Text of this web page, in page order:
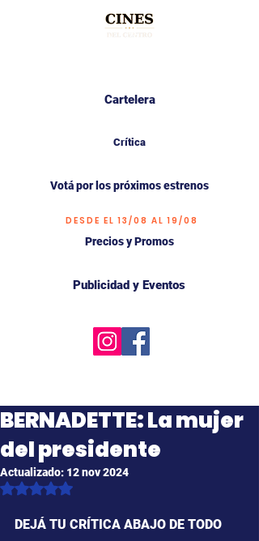
Cartelera
Crítica
Votá por los próximos estrenos
DESDE EL 13/08 AL 19/08
Precios y Promos
Publicidad y Eventos
BERNADETTE: La mujer
del presidente
Actualizado: 12 nov 2024
Obtuvo NaN de 5 estrellas.
DEJÁ TU CRÍTICA ABAJO DE TODO